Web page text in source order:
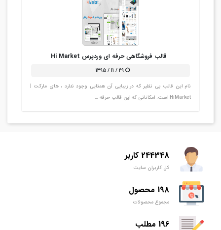
قالب فروشگاهی حرفه ای وردپرس Hi Market
۲۹ / ۱۱ / ۱۳۹۵
نام این قالب بی نظیر که در زیبایی آن همتایی وجود ندارد ، های مارکت |
HiMarket است. امکاناتی که این قالب حرفه …
244348 کاربر
کل کاربران سایت
198 محصول
مجموع محصولات
196 مطلب